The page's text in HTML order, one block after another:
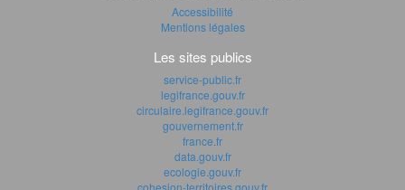
Accessibilité
Mentions légales
Les sites publics
service-public.fr
legifrance.gouv.fr
circulaire.legifrance.gouv.fr
gouvernement.fr
france.fr
data.gouv.fr
ecologie.gouv.fr
cohesion-territoires.gouv.fr